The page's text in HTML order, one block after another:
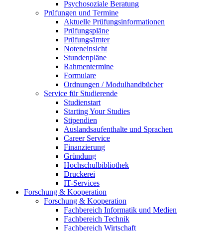
Psychosoziale Beratung
Prüfungen und Termine
Aktuelle Prüfungsinformationen
Prüfungspläne
Prüfungsämter
Noteneinsicht
Stundenpläne
Rahmentermine
Formulare
Ordnungen / Modulhandbücher
Service für Studierende
Studienstart
Starting Your Studies
Stipendien
Auslandsaufenthalte und Sprachen
Career Service
Finanzierung
Gründung
Hochschulbibliothek
Druckerei
IT-Services
Forschung & Kooperation
Forschung & Kooperation
Fachbereich Informatik und Medien
Fachbereich Technik
Fachbereich Wirtschaft